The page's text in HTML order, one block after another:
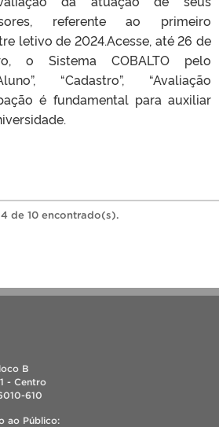
referente ao primeiro
letivo de 2024.Acesse, até 26 de
o Sistema COBALTO pelo
“Cadastro”, “Avaliação
é fundamental para auxiliar
de 10 encontrado(s).
B
- Centro
610
ao Público: